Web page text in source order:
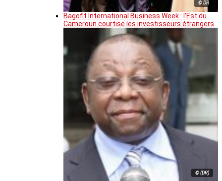
© DR
Bagofit International Business Week : l’Est du
Cameroun courtise les investisseurs étrangers
© (DR)